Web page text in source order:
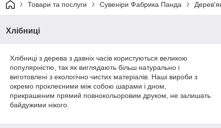
Товари та послуги Сувеніри Фабрика Панда
Хлібниці
Хлібниці з дерева з давніх часів користуються великою
популярністю, так як виглядають більш натурально і
виготовлені з екологічно чистих матеріалів. Наші вироби з
окремо проклеєними між собою шарами і дном,
прикрашеним прямий повнокольоровим друком, не залишать
байдужими нікого.